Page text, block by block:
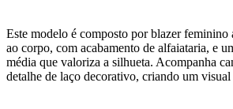
Este modelo é composto por blazer feminino
ao corpo, com acabamento de alfaiataria, e
média que valoriza a silhueta. Acompanha
detalhe de laço decorativo, criando um